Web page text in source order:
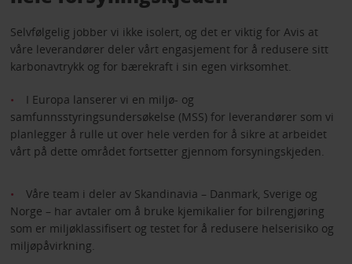
Selvfølgelig jobber vi ikke isolert, og det er viktig for Avis at
våre leverandører deler vårt engasjement for å redusere sitt
karbonavtrykk og for bærekraft i sin egen virksomhet.
I Europa lanserer vi en miljø- og
samfunnsstyringsundersøkelse (MSS) for leverandører som vi
planlegger å rulle ut over hele verden for å sikre at arbeidet
vårt på dette området fortsetter gjennom forsyningskjeden.
Våre team i deler av Skandinavia – Danmark, Sverige og
Norge – har avtaler om å bruke kjemikalier for bilrengjøring
som er miljøklassifisert og testet for å redusere helserisiko og
miljøpåvirkning.